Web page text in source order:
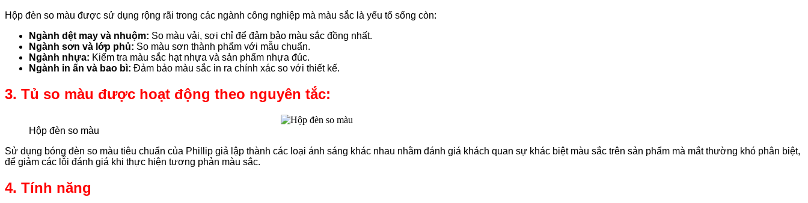
Hộp đèn so màu được sử dụng rộng rãi trong các ngành công nghiệp mà màu sắc là yếu tố sống còn:
Ngành dệt may và nhuộm: So màu vải, sợi chỉ để đảm bảo màu sắc đồng nhất.
Ngành sơn và lớp phủ: So màu sơn thành phẩm với mẫu chuẩn.
Ngành nhựa: Kiểm tra màu sắc hạt nhựa và sản phẩm nhựa đúc.
Ngành in ấn và bao bì: Đảm bảo màu sắc in ra chính xác so với thiết kế.
3. Tủ so màu được hoạt động theo nguyên tắc:
Hộp đèn so màu
Sử dụng bóng đèn so màu tiêu chuẩn của Phillip giả lập thành các loại ánh sáng khác nhau nhằm đánh giá khách quan sự khác biệt màu sắc trên sản phẩm mà mắt thường khó phân biệt,
để giảm các lỗi đánh giá khi thực hiện tương phản màu sắc.
4. Tính năng